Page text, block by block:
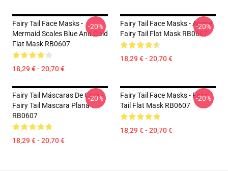
Fairy Tail Face Masks -
Mermaid Scales Blue And Gold
Flat Mask RB0607
18,29 € - 20,70 €
-20%
Fairy Tail Face Masks - Anime
Fairy Tail Flat Mask RB0607
18,29 € - 20,70 €
-20%
Fairy Tail Máscaras De Cara -
Fairy Tail Mascara Plana
RB0607
18,29 € - 20,70 €
-20%
Fairy Tail Face Masks - Fairy
Tail Flat Mask RB0607
18,29 € - 20,70 €
-20%